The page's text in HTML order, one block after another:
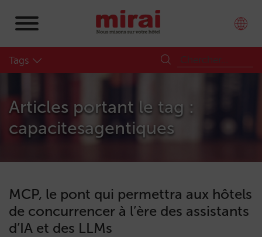
Tags
Articles portant le tag :
capacitesagentiques
MCP, le pont qui permettra aux hôtels
de concurrencer à l’ère des assistants
d’IA et des LLMs